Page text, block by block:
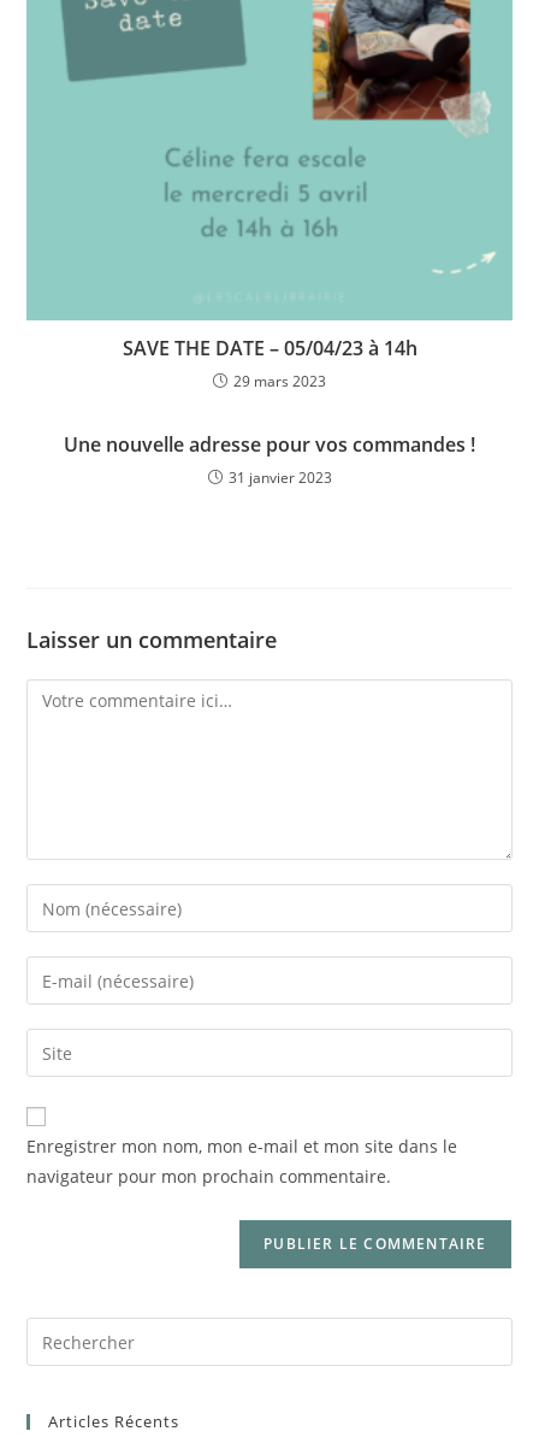
SAVE THE DATE – 05/04/23 à 14h
29 mars 2023
Une nouvelle adresse pour vos commandes !
31 janvier 2023
Laisser un commentaire
Enregistrer mon nom, mon e-mail et mon site dans le
navigateur pour mon prochain commentaire.
Articles Récents